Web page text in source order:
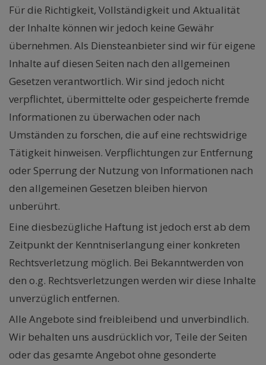
Für die Richtigkeit, Vollständigkeit und Aktualität
der Inhalte können wir jedoch keine Gewähr
übernehmen. Als Diensteanbieter sind wir für eigene
Inhalte auf diesen Seiten nach den allgemeinen
Gesetzen verantwortlich. Wir sind jedoch nicht
verpflichtet, übermittelte oder gespeicherte fremde
Informationen zu überwachen oder nach
Umständen zu forschen, die auf eine rechtswidrige
Tätigkeit hinweisen. Verpflichtungen zur Entfernung
oder Sperrung der Nutzung von Informationen nach
den allgemeinen Gesetzen bleiben hiervon
unberührt.
Eine diesbezügliche Haftung ist jedoch erst ab dem
Zeitpunkt der Kenntniserlangung einer konkreten
Rechtsverletzung möglich. Bei Bekanntwerden von
den o.g. Rechtsverletzungen werden wir diese Inhalte
unverzüglich entfernen.
Alle Angebote sind freibleibend und unverbindlich.
Wir behalten uns ausdrücklich vor, Teile der Seiten
oder das gesamte Angebot ohne gesonderte